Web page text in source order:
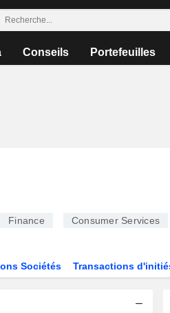
Conseils Portefeuilles
Finance Consumer Services
Sociétés Transactions